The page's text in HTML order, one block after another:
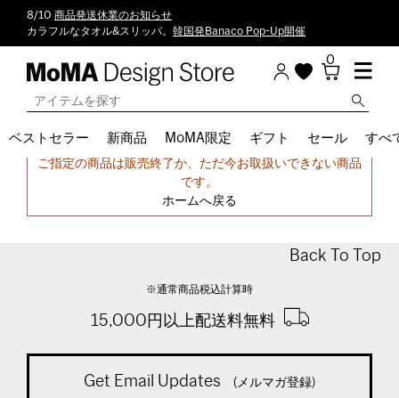
8/10 商品発送休業のお知らせ
カラフルなタオル&スリッパ。 韓国発Banaco Pop-Up開催
0
ベストセラー 新商品 MoMA限定 ギフト セール すべ
申し訳ございません。
ご指定の商品は販売終了か、ただ今お取扱いできない商品
です。
ホームへ戻る
Back To Top
※通常商品税込計算時
15,000円以上配送料無料
Get Email Updates (メルマガ登録)